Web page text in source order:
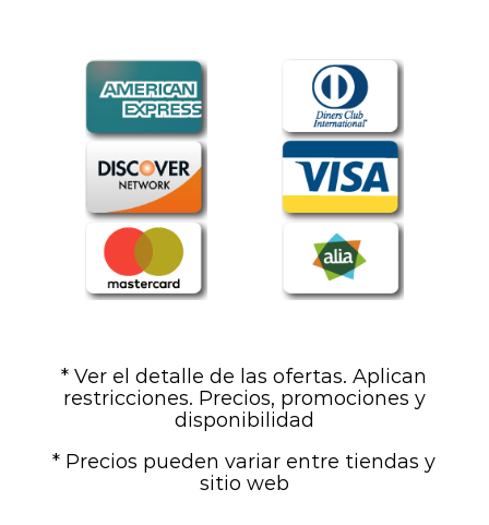
* Ver el detalle de las ofertas. Aplican
restricciones. Precios, promociones y
disponibilidad
* Precios pueden variar entre tiendas y
sitio web